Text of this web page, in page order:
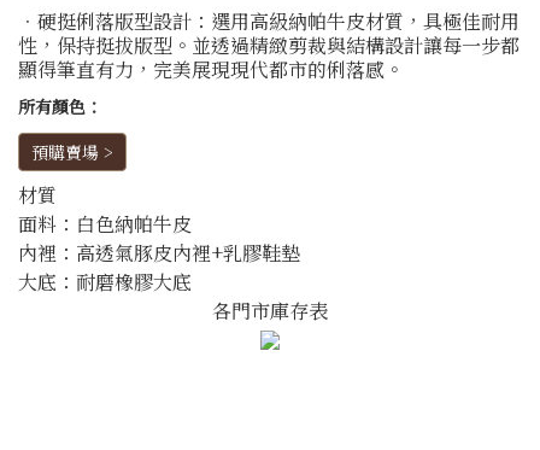
．硬挺俐落版型設計：選用高級納帕牛皮材質，具極佳耐用
性，保持挺拔版型。並透過精緻剪裁與結構設計讓每一步都
顯得筆直有力，完美展現現代都市的俐落感。
所有顏色：
預購賣場 >
材質
面料：白色納帕牛皮
內裡：高透氣豚皮內裡+乳膠鞋墊
大底：耐磨橡膠大底
各門市庫存表